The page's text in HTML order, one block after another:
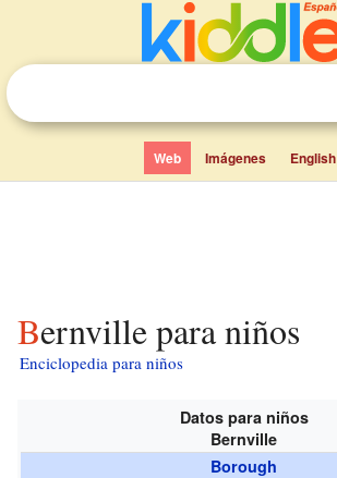
Web Imágenes English
Bernville para niños
Enciclopedia para niños
Datos para niños
Bernville
Borough